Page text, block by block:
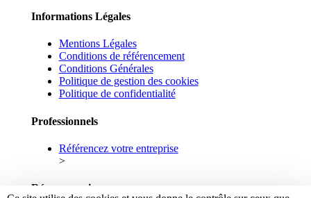
Informations Légales
Mentions Légales
Conditions de référencement
Conditions Générales
Politique de gestion des cookies
Politique de confidentialité
Professionnels
Référencez votre entreprise
>
Réseaux sociaux